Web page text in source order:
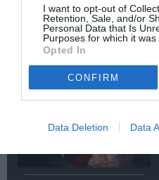
I want to opt-out of
Retention, Sale, and/or
Personal Data that Is
Purposes for which it was
Opted In
CONFIRM
Data Deletion Data
αποκάλυψε ότι δεν
θέλει να
πρωταγωνιστήσει
ποτέ ξανά σε ταινία